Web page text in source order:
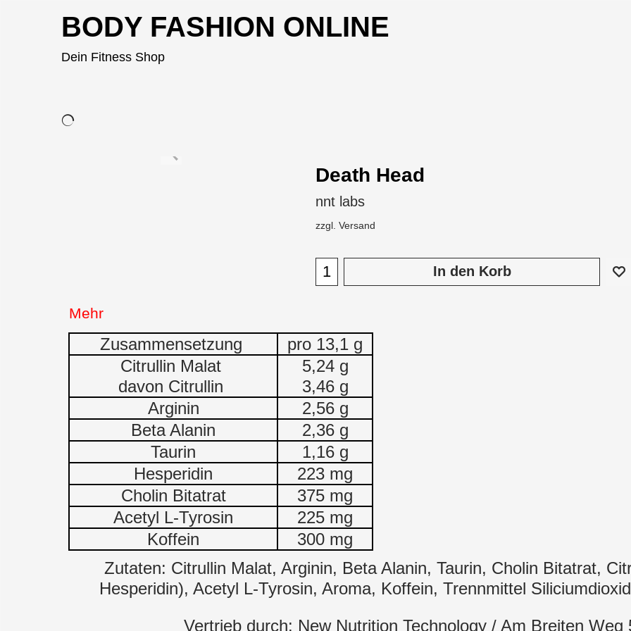
BODY FASHION ONLINE
Dein Fitness Shop
Death Head
nnt labs
zzgl. Versand
In den Korb
Mehr
Zusammensetzung
pro 13,1 g
Citrullin Malat
5,24 g
davon Citrullin
3,46 g
Arginin
2,56 g
Beta Alanin
2,36 g
Taurin
1,16 g
Hesperidin
223 mg
Cholin Bitatrat
375 mg
Acetyl L-Tyrosin
225 mg
Koffein
300 mg
Zutaten: Citrullin Malat, Arginin, Beta Alanin, Taurin, Cholin Bitatrat,
Hesperidin), Acetyl L-Tyrosin, Aroma, Koffein, Trennmittel
Vertrieb durch: New Nutrition Technology / Am Breiten Weg